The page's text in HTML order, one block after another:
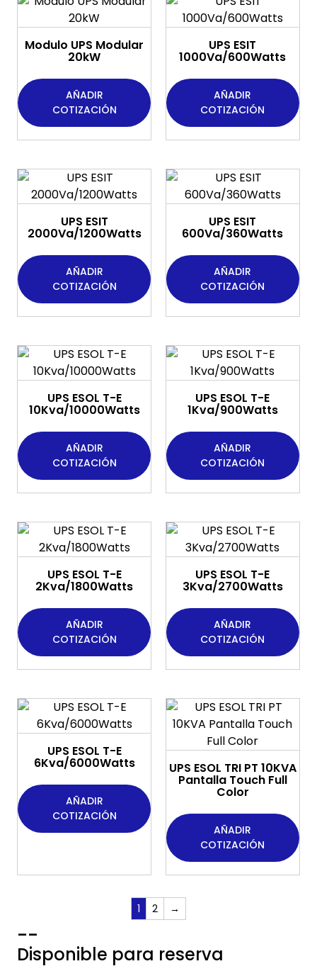
Modulo UPS Modular
20kW
AÑADIR
COTIZACIÓN
UPS ESIT
1000Va/600Watts
AÑADIR
COTIZACIÓN
UPS ESIT
2000Va/1200Watts
AÑADIR
COTIZACIÓN
UPS ESIT
600Va/360Watts
AÑADIR
COTIZACIÓN
UPS ESOL T-E
10Kva/10000Watts
AÑADIR
COTIZACIÓN
UPS ESOL T-E
1Kva/900Watts
AÑADIR
COTIZACIÓN
UPS ESOL T-E
2Kva/1800Watts
AÑADIR
COTIZACIÓN
UPS ESOL T-E
3Kva/2700Watts
AÑADIR
COTIZACIÓN
UPS ESOL T-E
6Kva/6000Watts
AÑADIR
COTIZACIÓN
UPS ESOL TRI PT 10KVA
Pantalla Touch Full
Color
AÑADIR
COTIZACIÓN
1 2 →
--
Disponible para reserva